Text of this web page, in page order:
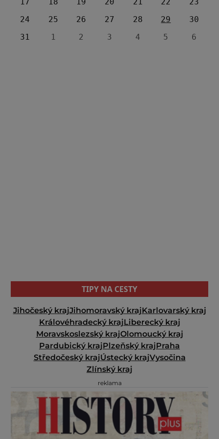
24
25 26 27 28 29
30
31
1 2 3 4 5 6
TIPY NA CESTY
Jihočeský krajJihomoravský krajKarlovarský kraj
Královéhradecký krajLiberecký kraj
Moravskoslezský krajOlomoucký kraj
Pardubický krajPlzeňský krajPraha
Středočeský krajÚstecký krajVysočina
Zlínský kraj
reklama